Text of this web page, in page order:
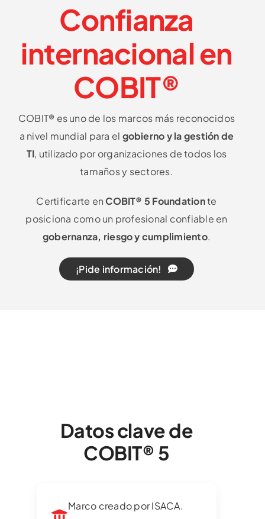
Confianza
internacional en
COBIT®
COBIT® es uno de los marcos más reconocidos
a nivel mundial para el gobierno y la gestión de
TI, utilizado por organizaciones de todos los
tamaños y sectores.
Certificarte enCOBIT® 5 Foundationte
posiciona como un profesional confiable en
gobernanza, riesgo y cumplimiento.
¡Pide información!
Datos clave de
COBIT® 5
Marco creado por ISACA.